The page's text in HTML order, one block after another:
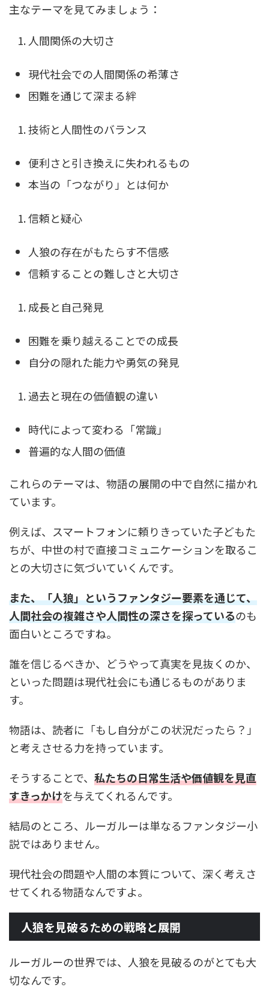
主なテーマを見てみましょう：
人間関係の大切さ
現代社会での人間関係の希薄さ
困難を通じて深まる絆
技術と人間性のバランス
便利さと引き換えに失われるもの
本当の「つながり」とは何か
信頼と疑心
人狼の存在がもたらす不信感
信頼することの難しさと大切さ
成長と自己発見
困難を乗り越えることでの成長
自分の隠れた能力や勇気の発見
過去と現在の価値観の違い
時代によって変わる「常識」
普遍的な人間の価値
これらのテーマは、物語の展開の中で自然に描かれ
ています。
例えば、スマートフォンに頼りきっていた子どもた
ちが、中世の村で直接コミュニケーションを取るこ
との大切さに気づいていくんです。
また、「人狼」というファンタジー要素を通じて、
人間社会の複雑さや人間性の深さを探っているのも
面白いところですね。
誰を信じるべきか、どうやって真実を見抜くのか、
といった問題は現代社会にも通じるものがありま
す。
物語は、読者に「もし自分がこの状況だったら？」
と考えさせる力を持っています。
そうすることで、 私たちの日常生活や価値観を見直
すきっかけを与えてくれるんです。
結局のところ、ルーガルーは単なるファンタジー小
説ではありません。
現代社会の問題や人間の本質について、深く考えさ
せてくれる物語なんですよ。
人狼を見破るための戦略と展開
ルーガルーの世界では、人狼を見破るのがとても大
切なんです。